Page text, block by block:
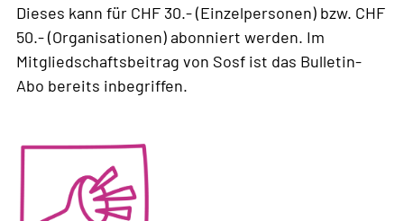
Dieses kann für CHF 30.- (Einzelpersonen) bzw. CHF
50.- (Organisationen) abonniert werden. Im
Mitgliedschaftsbeitrag von Sosf ist das Bulletin-
Abo bereits inbegriffen.
über
Bulletin